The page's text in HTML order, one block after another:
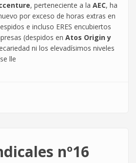
, perteneciente a la AEC, ha
por exceso de horas extras en
e incluso ERES encubiertos
(despidos en Atos Origin y
ni los elevadísimos niveles
lle
nº16